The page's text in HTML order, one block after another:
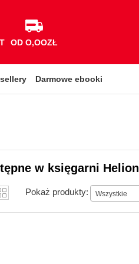
OD O,OOZŁ
Darmowe ebooki
w księgarni Helion
Pokaż produkty: Wszystkie